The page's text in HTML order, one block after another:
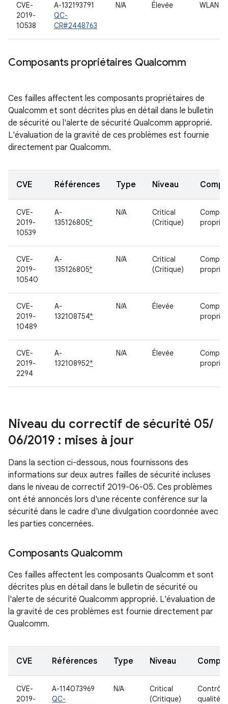
CVE-
2019-
10538
A-132193791
QC-
CR#2448763
N/A Élevée WLAN
Composants propriétaires Qualcomm
Ces failles affectent les composants propriétaires de
Qualcomm et sont décrites plus en détail dans le bulletin
de sécurité ou l'alerte de sécurité Qualcomm approprié.
L'évaluation de la gravité de ces problèmes est fournie
directement par Qualcomm.
CVE Références Type Niveau
CVE-
2019-
10539
A-
135126805*
N/A
Critical
(Critique)
CVE-
2019-
10540
A-
135126805*
N/A
Critical
(Critique)
CVE-
2019-
10489
A-
132108754*
N/A Élevée
CVE-
2019-
2294
A-
132108952*
N/A Élevée
Niveau du correctif de sécurité 05/
06/2019 : mises à jour
Dans la section ci-dessous, nous fournissons des
informations sur deux autres failles de sécurité incluses
dans le niveau de correctif 2019-06-05. Ces problèmes
ont été annoncés lors d'une récente conférence sur la
sécurité dans le cadre d'une divulgation coordonnée avec
les parties concernées.
Composants Qualcomm
Ces failles affectent les composants Qualcomm et sont
décrites plus en détail dans le bulletin de sécurité ou
l'alerte de sécurité Qualcomm approprié. L'évaluation de
la gravité de ces problèmes est fournie directement par
Qualcomm.
CVE Références Type Niveau
CVE-
2019-
A-114073969
QC-
N/A
Critical
(Critique)
Contrôle
qualité